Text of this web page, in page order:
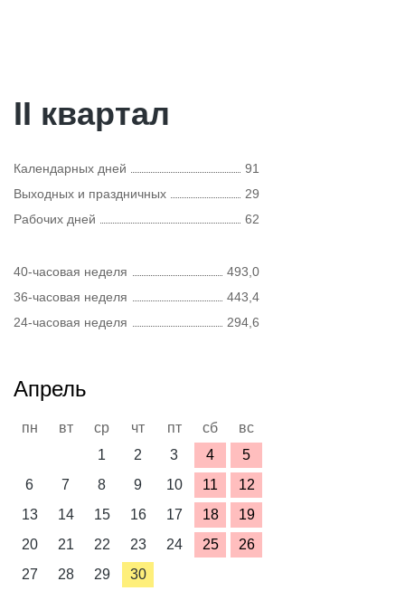
II квартал
Календарных дней
91
Выходных и праздничных
29
Рабочих дней
62
40-часовая неделя
493,0
36-часовая неделя
443,4
24-часовая неделя
294,6
Апрель
пн вт ср чт пт сб
вс
1
2 3 4
5
6
7 8 9 10 11
12
13
14 15 16 17 18
19
20
21 22 23 24 25
26
27
28 29 30